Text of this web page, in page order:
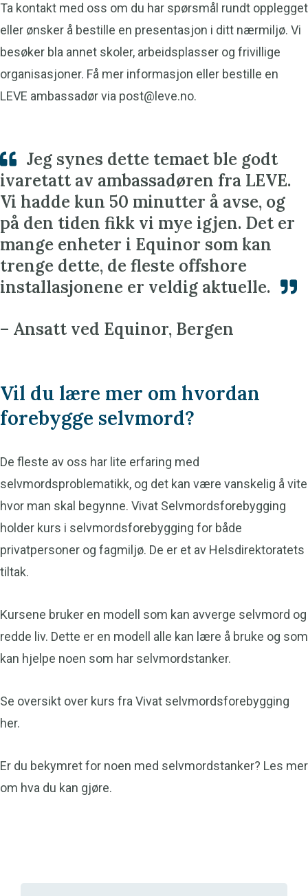
Ta kontakt med oss om du har spørsmål rundt opplegget
eller ønsker å bestille en presentasjon i ditt nærmiljø. Vi
besøker bla annet skoler, arbeidsplasser og frivillige
organisasjoner. Få mer informasjon eller bestille en
LEVE ambassadør via post@leve.no.
Jeg synes dette temaet ble godt
ivaretatt av ambassadøren fra LEVE.
Vi hadde kun 50 minutter å avse, og
på den tiden fikk vi mye igjen. Det er
mange enheter i Equinor som kan
trenge dette, de fleste offshore
installasjonene er veldig aktuelle.
– Ansatt ved Equinor, Bergen
Vil du lære mer om hvordan
forebygge selvmord?
De fleste av oss har lite erfaring med
selvmordsproblematikk, og det kan være vanskelig å vite
hvor man skal begynne. Vivat Selvmordsforebygging
holder kurs i selvmordsforebygging for både
privatpersoner og fagmiljø. De er et av Helsdirektoratets
tiltak.
Kursene bruker en modell som kan avverge selvmord og
redde liv. Dette er en modell alle kan lære å bruke og som
kan hjelpe noen som har selvmordstanker.
Se oversikt over kurs fra Vivat selvmordsforebygging
her.
Er du bekymret for noen med selvmordstanker? Les mer
om hva du kan gjøre.